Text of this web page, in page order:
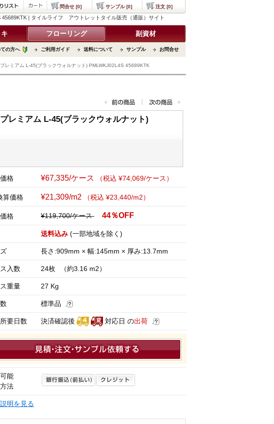
| タイルライフ アウトレットタイル販売（通販）サイト
フローリング 副資材
の方へ ご利用ガイド 送料について サンプル お問合せ
問合せ [0] サンプル [0] 注文 [0]
レミアム L-45(ブラックウォルナット) PMLWKJ02L4S 45689KTK
レミアム L-45(ブラックウォルナット)
格 ¥67,335/ケース （税込 ¥74,069/ケース）
算価格 ¥21,309/m2 （税込 ¥23,440/m2）
格 ¥119,700/ケース 44％OFF
送料込み (一部地域を除く)
長さ:909mm × 幅:145mm × 厚み:13.7mm
入数 24枚 （約3.16 m2）
重量 27 Kg
標準品
要日数 決済確認後 対応日 の出荷
能
法
明を見る